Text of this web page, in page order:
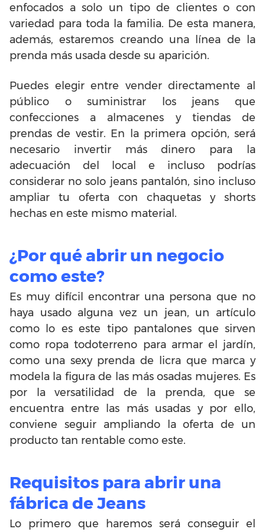
enfocados a solo un tipo de clientes o con
variedad para toda la familia. De esta manera,
además, estaremos creando una línea de la
prenda más usada desde su aparición.
Puedes elegir entre vender directamente al
público o suministrar los jeans que
confecciones a almacenes y tiendas de
prendas de vestir. En la primera opción, será
necesario invertir más dinero para la
adecuación del local e incluso podrías
considerar no solo jeans pantalón, sino incluso
ampliar tu oferta con chaquetas y shorts
hechas en este mismo material.
¿Por qué abrir un negocio
como este?
Es muy difícil encontrar una persona que no
haya usado alguna vez un jean, un artículo
como lo es este tipo pantalones que sirven
como ropa todoterreno para armar el jardín,
como una sexy prenda de licra que marca y
modela la figura de las más osadas mujeres. Es
por la versatilidad de la prenda, que se
encuentra entre las más usadas y por ello,
conviene seguir ampliando la oferta de un
producto tan rentable como este.
Requisitos para abrir una
fábrica de Jeans
Lo primero que haremos será conseguir el